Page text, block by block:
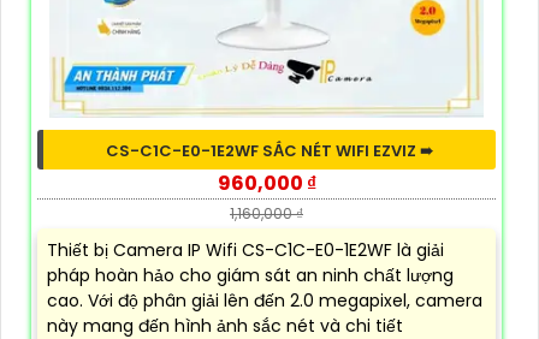
CS-C1C-E0-1E2WF SẮC NÉT WIFI EZVIZ ➠
960,000 ₫
1,160,000 ₫
Thiết bị Camera IP Wifi CS-C1C-E0-1E2WF là giải
pháp hoàn hảo cho giám sát an ninh chất lượng
cao. Với độ phân giải lên đến 2.0 megapixel, camera
này mang đến hình ảnh sắc nét và chi tiết